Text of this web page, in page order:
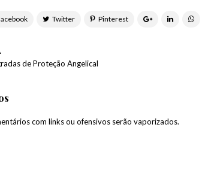
de Proteção Angelical
com links ou ofensivos serão vaporizados.